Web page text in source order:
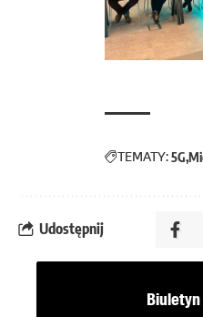
TEMATY:5G
Udostępnij
Biuletyn